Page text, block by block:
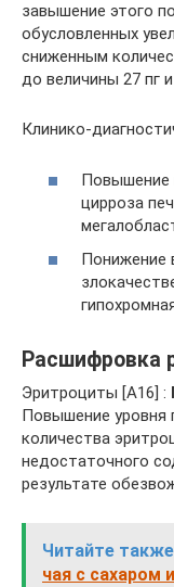
завышение этого
обусловленных
сниженным
до величины 27 пг
Клинико-
Повышение
цирроза
Понижение
Расшифровка
Эритроциты [A16] :
Повышение уровня
количества
недостаточного
результате
Читайте
чая с сахаром